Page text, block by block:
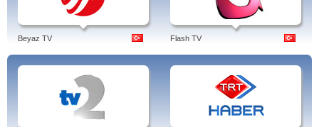
Beyaz TV Flash TV